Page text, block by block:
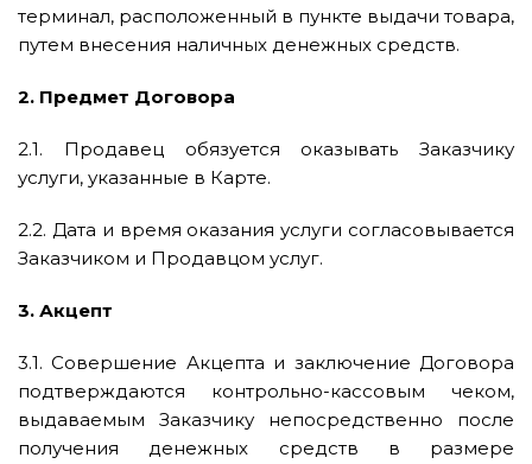
терминал, расположенный в пункте выдачи товара,
путем внесения наличных денежных средств.
2. Предмет Договора
2.1. Продавец обязуется оказывать Заказчику
услуги, указанные в Карте.
2.2. Дата и время оказания услуги согласовывается
Заказчиком и Продавцом услуг.
3. Акцепт
3.1. Совершение Акцепта и заключение Договора
подтверждаются контрольно-кассовым чеком,
выдаваемым Заказчику непосредственно после
получения денежных средств в размере